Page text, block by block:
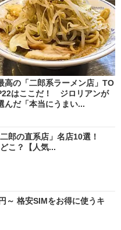
高の「二郎系ラーメン店」TO
はここだ！ ジロリアンが
んだ「本当にうまい...
郎の直系店」名店10選！
こ？【人気...
～ 格安SIMをお得に使うキ